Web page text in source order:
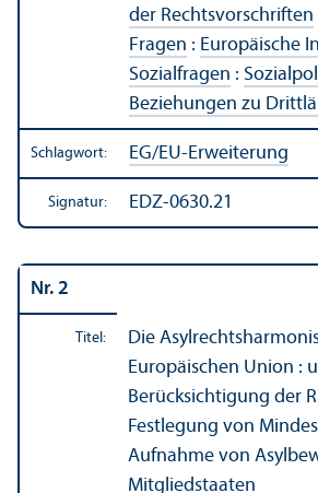
der Rechts­vorschriften
Fragen : Europäische
Sozialfragen :
Beziehungen zu
Schlagwort: EG/EU-Erweiterung
Signatur: EDZ-0630.21
Nr. 2
Titel:
Die
Europäischen Union :
Berücksichtigung der
Festlegung von
Aufnahme von
Mitgliedstaaten